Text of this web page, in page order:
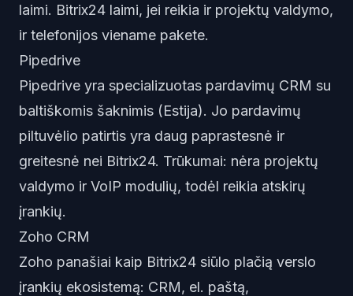
laimi. Bitrix24 laimi, jei reikia ir projektų valdymo,
ir telefonijos viename pakete.
Pipedrive
Pipedrive yra specializuotas pardavimų CRM su
baltiškomis šaknimis (Estija). Jo pardavimų
piltuvėlio patirtis yra daug paprastesnė ir
greitesnė nei Bitrix24. Trūkumai: nėra projektų
valdymo ir VoIP modulių, todėl reikia atskirų
įrankių.
Zoho CRM
Zoho panašiai kaip Bitrix24 siūlo plačią verslo
įrankių ekosistemą: CRM, el. paštą,